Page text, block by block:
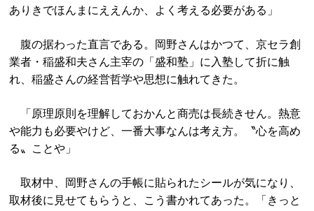
ありきでほんまにええんか、よく考える必要がある」
腹の据わった直言である。岡野さんはかつて、京セラ創
業者・稲盛和夫さん主宰の「盛和塾」に入塾して折に触
れ、稲盛さんの経営哲学や思想に触れてきた。
「原理原則を理解しておかんと商売は長続きせん。熱意
や能力も必要やけど、一番大事なんは考え方。〝心を高め
る〟ことや」
取材中、岡野さんの手帳に貼られたシールが気になり、
取材後に見せてもらうと、こう書かれてあった。「きっと